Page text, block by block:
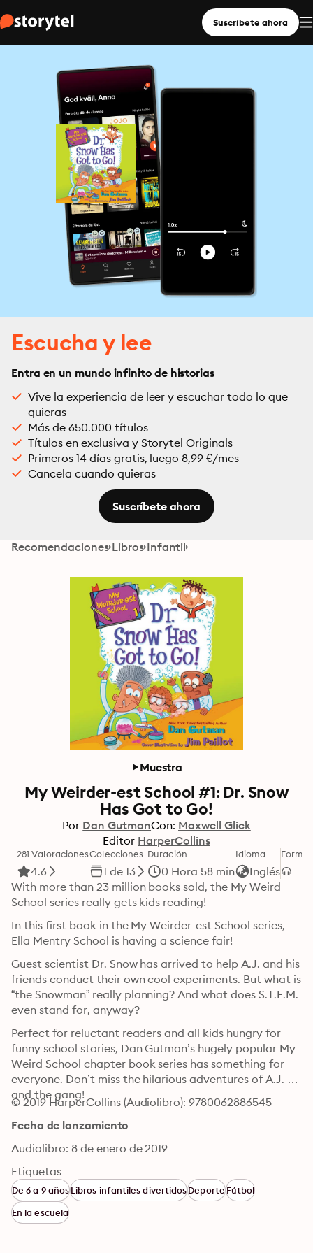
Suscríbete ahora
Escucha y lee
Entra en un mundo infinito de historias
Vive la experiencia de leer y escuchar todo lo que
quieras
Más de 650.000 títulos
Títulos en exclusiva y Storytel Originals
Primeros 14 días gratis, luego 8,99 €/mes
Cancela cuando quieras
Suscríbete ahora
Recomendaciones Libros Infantil
Muestra
My Weirder-est School #1: Dr. Snow
Has Got to Go!
Por Dan GutmanCon: Maxwell Glick
Editor HarperCollins
281 Valoraciones
4.6
Colecciones
1 de 13
Duración
0 Hora 58 min
Idioma
Inglés
With more than 23 million books sold, the My Weird
School series really gets kids reading!
In this first book in the My Weirder-est School series,
Ella Mentry School is having a science fair!
Guest scientist Dr. Snow has arrived to help A.J. and his
friends conduct their own cool experiments. But what is
“the Snowman” really planning? And what does S.T.E.M.
even stand for, anyway?
Perfect for reluctant readers and all kids hungry for
funny school stories, Dan Gutman’s hugely popular My
Weird School chapter book series has something for
everyone. Don’t miss the hilarious adventures of A.J.
and the gang!
© 2019 HarperCollins (Audiolibro): 9780062886545
Fecha de lanzamiento
Audiolibro: 8 de enero de 2019
Etiquetas
De 6 a 9 añosLibros infantiles divertidosDeporteFútbol
En la escuela